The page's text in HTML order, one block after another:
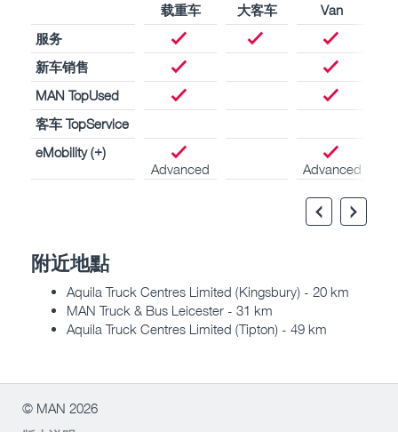
载重车 大客车
Van
服务
新车销售
MAN TopUsed
客车 TopService
eMobility (+)
Advanced
Advanced
附近地點
Aquila Truck Centres Limited (Kingsbury) - 20 km
MAN Truck & Bus Leicester - 31 km
Aquila Truck Centres Limited (Tipton) - 49 km
© MAN 2026